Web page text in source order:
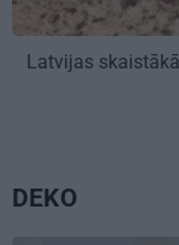
Latvijas
DEKO